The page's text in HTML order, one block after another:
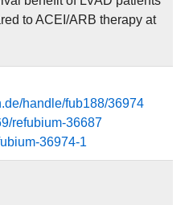
to ACEI/ARB therapy at
handle/fub188/36974
refubium-36687
36974-1